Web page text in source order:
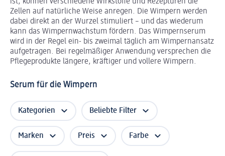
Zellen auf natürliche Weise anregen. Die Wimpern werden
dabei direkt an der Wurzel stimuliert – und das wiederum
kann das Wimpernwachstum fördern. Das Wimpernserum
wird in der Regel ein- bis zweimal täglich am Wimpernansatz
aufgetragen. Bei regelmäßiger Anwendung versprechen die
Pflegeprodukte längere, kräftiger und vollere Wimpern.
Serum für die Wimpern
Kategorien Beliebte Filter
Marken Preis Farbe